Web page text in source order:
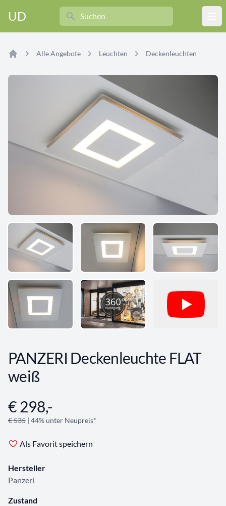
UD
Search
Alle Angebote Leuchten Deckenleuchten
PANZERI Deckenleuchte FLAT
weiß
Angebotsinformationen
€ 298,-
€ 535 | 44% unter Neupreis*
Als Favorit speichern
Hersteller
Panzeri
Zustand